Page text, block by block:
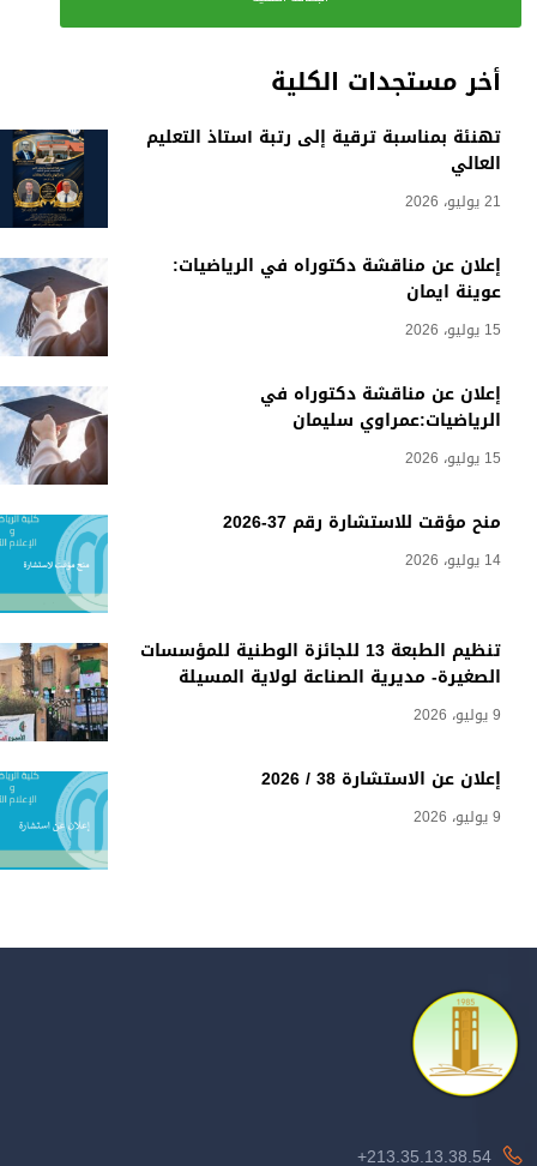
أخر مستجدات الكلية
تهنئة بمناسبة ترقية إلى رتبة أستاذ التعليم
العالي
21 يوليو، 2026
إعلان عن مناقشة دكتوراه في الرياضيات:
عوينة ايمان
15 يوليو، 2026
إعلان عن مناقشة دكتوراه في
الرياضيات:عمراوي سليمان
15 يوليو، 2026
منح مؤقت للاستشارة رقم 37-2026
14 يوليو، 2026
تنظيم الطبعة 13 للجائزة الوطنية للمؤسسات
الصغيرة- مديرية الصناعة لولاية المسيلة
9 يوليو، 2026
إعلان عن الاستشارة 38 / 2026
9 يوليو، 2026
213.35.13.38.54+